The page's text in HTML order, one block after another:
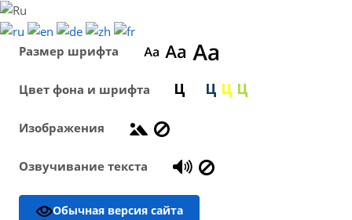
Размер шрифта
Цвет фона и шрифта
Изображения
Озвучивание текста
Обычная версия сайта